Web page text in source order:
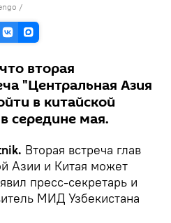
/
вторая
"Центральная Азия
в китайской
середине мая.
Вторая встреча глав
Азии и Китая может
пресс-секретарь и
МИД Узбекистана